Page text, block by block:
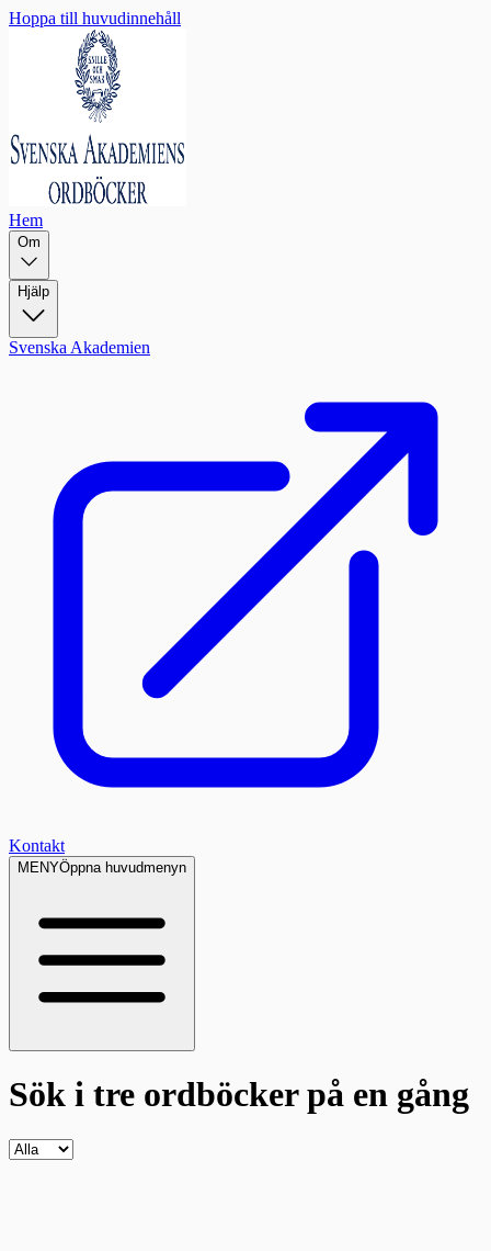
Hoppa till huvudinnehåll
Hem
Om
Hjälp
Svenska Akademien
Kontakt
MENYÖppna huvudmenyn
Sök i tre ordböckerpå en gång